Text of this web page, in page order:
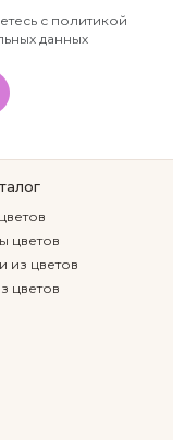
с политикой
данных
цветов
из цветов
цветов